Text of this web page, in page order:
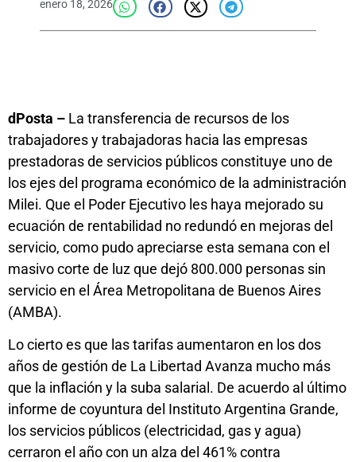
enero 18, 2026
dPosta – La transferencia de recursos de los
trabajadores y trabajadoras hacia las empresas
prestadoras de servicios públicos constituye uno de
los ejes del programa económico de la administración
Milei. Que el Poder Ejecutivo les haya mejorado su
ecuación de rentabilidad no redundó en mejoras del
servicio, como pudo apreciarse esta semana con el
masivo corte de luz que dejó 800.000 personas sin
servicio en el Área Metropolitana de Buenos Aires
(AMBA).
Lo cierto es que las tarifas aumentaron en los dos
años de gestión de La Libertad Avanza mucho más
que la inflación y la suba salarial. De acuerdo al último
informe de coyuntura del Instituto Argentina Grande,
los servicios públicos (electricidad, gas y agua)
cerraron el año con un alza del 461% contra